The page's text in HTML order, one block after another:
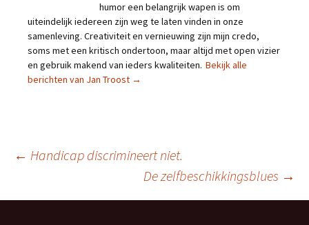
humor een belangrijk wapen is om
uiteindelijk iedereen zijn weg te laten vinden in onze
samenleving. Creativiteit en vernieuwing zijn mijn credo,
soms met een kritisch ondertoon, maar altijd met open vizier
en gebruik makend van ieders kwaliteiten. Bekijk alle
berichten van Jan Troost →
Berichtnavigatie
← Handicap discrimineert niet.
De zelfbeschikkingsblues →